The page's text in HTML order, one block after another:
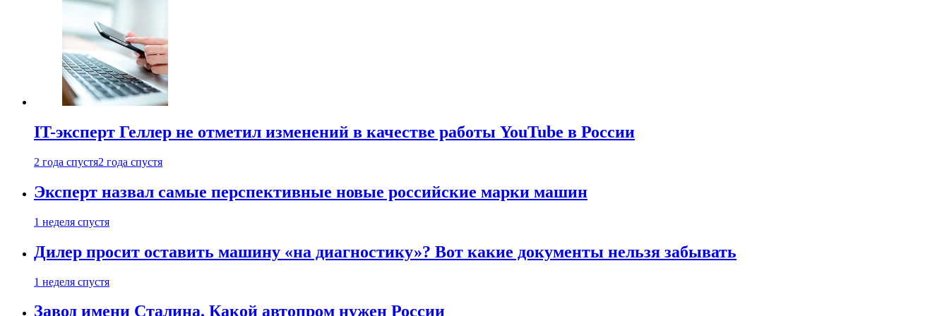
IT-эксперт Геллер не отметил изменений в качестве работы YouTube в России
2 года спустя2 года спустя
Эксперт назвал самые перспективные новые российские марки машин
1 неделя спустя
Дилер просит оставить машину «на диагностику»? Вот какие документы нельзя забывать
1 неделя спустя
Завод имени Сталина. Какой автопром нужен России